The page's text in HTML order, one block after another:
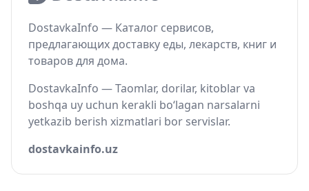
DostavkaInfo — Каталог сервисов,
предлагающих доставку еды, лекарств, книг и
товаров для дома.
DostavkaInfo — Taomlar, dorilar, kitoblar va
boshqa uy uchun kerakli bo‘lagan narsalarni
yetkazib berish xizmatlari bor servislar.
dostavkainfo.uz